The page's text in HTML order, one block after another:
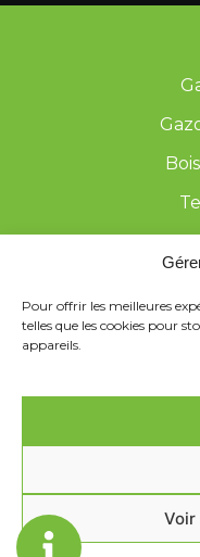
Pour offrir les meilleures
telles que les cookies pour
appareils.
Voir
Politique de